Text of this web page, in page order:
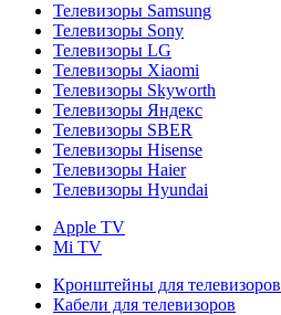
Телевизоры Samsung
Телевизоры Sony
Телевизоры LG
Телевизоры Xiaomi
Телевизоры Skyworth
Телевизоры Яндекс
Телевизоры SBER
Телевизоры Hisense
Телевизоры Haier
Телевизоры Hyundai
Apple TV
Mi TV
Кронштейны для телевизоров
Кабели для телевизоров